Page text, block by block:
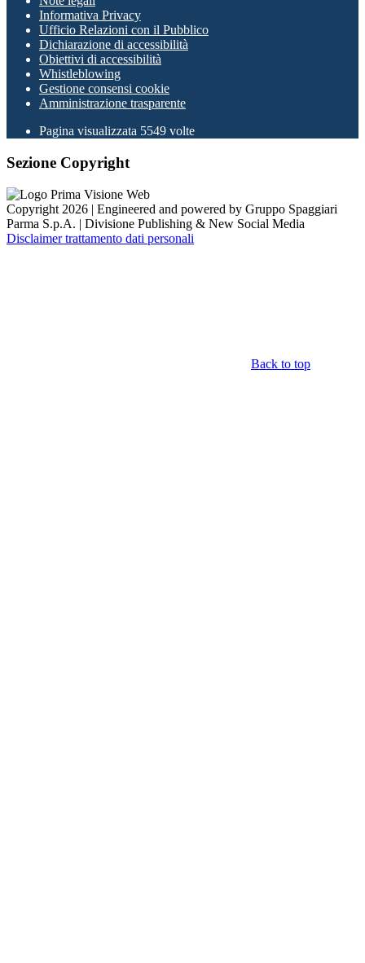
Informativa Privacy
Ufficio Relazioni con il Pubblico
Dichiarazione di accessibilità
Obiettivi di accessibilità
Whistleblowing
Gestione consensi cookie
Amministrazione trasparente
Pagina visualizzata 5549 volte
Sezione Copyright
Copyright 2026 | Engineered and powered by Gruppo Spaggiari
Parma S.p.A. | Divisione Publishing & New Social Media
Disclaimer trattamento dati personali
Back to top